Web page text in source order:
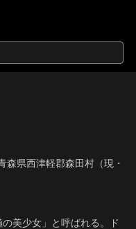
森県西津軽郡森田村（現・
美少女」と呼ばれる。ド